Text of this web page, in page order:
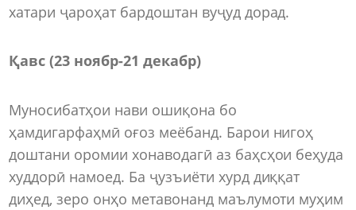
хатари ҷароҳат бардоштан вуҷуд дорад.
Қавс (23 ноябр-21 декабр)
Муносибатҳои нави ошиқона бо
ҳамдигарфаҳмӣ оғоз меёбанд. Барои нигоҳ
доштани оромии хонаводагӣ аз баҳсҳои беҳуда
худдорӣ намоед. Ба ҷузъиёти хурд диққат
диҳед, зеро онҳо метавонанд маълумоти муҳим